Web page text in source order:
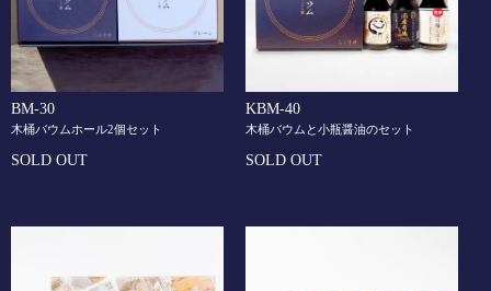
BM-30
木桶バウムホール2個セット
SOLD OUT
KBM-40
木桶バウムと小瓶醤油のセット
SOLD OUT